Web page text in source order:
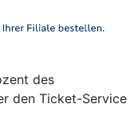
des
den Ticket-Service